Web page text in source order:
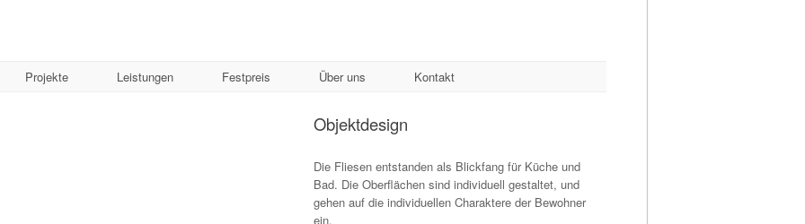
Projekte Leistungen Festpreis Über uns Kontakt
Objektdesign
Die Fliesen entstanden als Blickfang für Küche und
Bad. Die Oberflächen sind individuell gestaltet, und
gehen auf die individuellen Charaktere der Bewohner
ein.